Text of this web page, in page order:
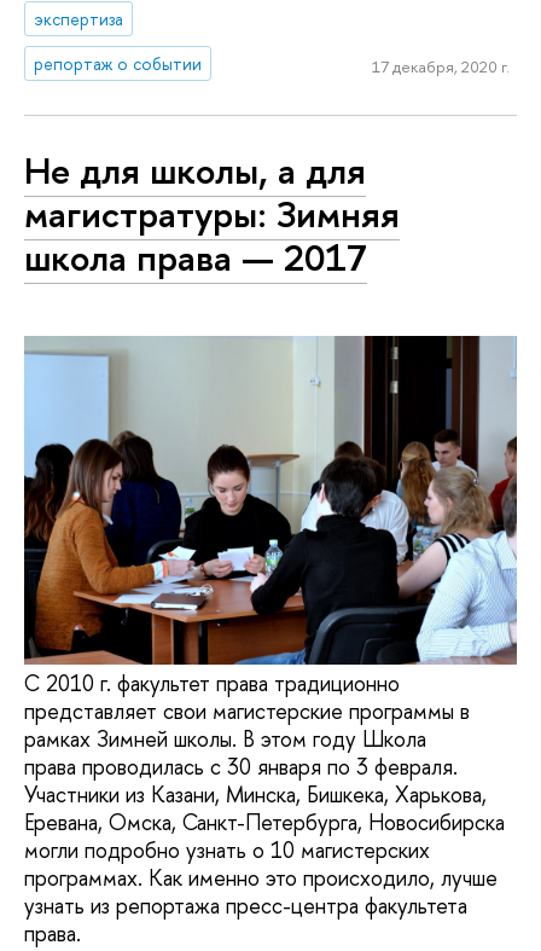
экспертиза
репортаж о событии
17 декабря, 2020 г.
Не для школы, а для
магистратуры: Зимняя
школа права — 2017
С 2010 г. факультет права традиционно
представляет свои магистерские программы в
рамках Зимней школы. В этом году Школа
права проводилась c 30 января по 3 февраля.
Участники из Казани, Минска, Бишкека, Харькова,
Еревана, Омска, Санкт-Петербурга, Новосибирска
могли подробно узнать о 10 магистерских
программах. Как именно это происходило, лучше
узнать из репортажа пресс-центра факультета
права.